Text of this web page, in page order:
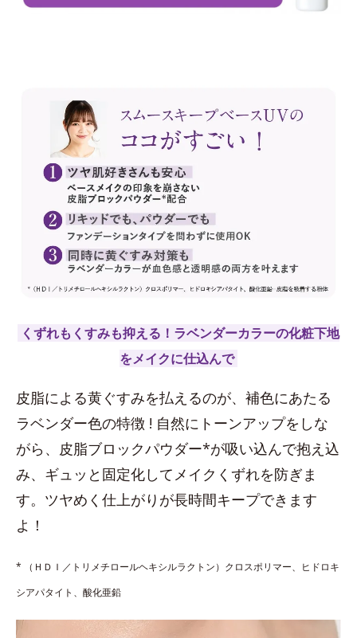
くずれもくすみも抑える！ラベンダーカラーの化粧下地
をメイクに仕込んで
皮脂による黄ぐすみを払えるのが、補色にあたる
ラベンダー色の特徴 ! 自然にトーンアップをしな
がら、皮脂ブロックパウダー*が吸い込んで抱え込
み、ギュッと固定化してメイクくずれを防ぎま
す。ツヤめく仕上がりが長時間キープできます
よ！
* （ＨＤＩ／トリメチロールヘキシルラクトン）クロスポリマー、ヒドロキ
シアパタイト、酸化亜鉛